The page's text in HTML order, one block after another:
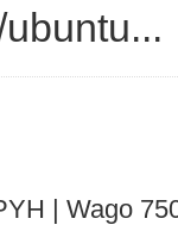
| Wago